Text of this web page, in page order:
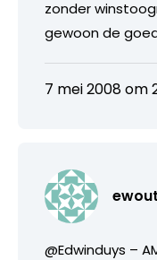
zonder
gewoon de
7 mei 2008 om
@Edwinduys –